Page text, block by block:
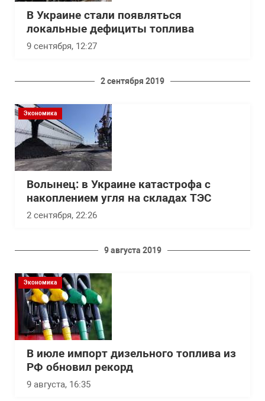
В Украине стали появляться
локальные дефициты топлива
9 сентября, 12:27
2 сентября 2019
Экономика
Волынец: в Украине катастрофа с
накоплением угля на складах ТЭС
2 сентября, 22:26
9 августа 2019
Экономика
В июле импорт дизельного топлива из
РФ обновил рекорд
9 августа, 16:35